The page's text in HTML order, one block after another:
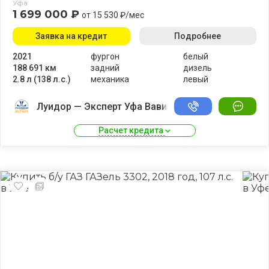
Уфа
1 699 000 ₽ от 15 530 ₽/мес
2021
188 691 км
2.8 л (138 л.с.)
фургон
задний
механика
белый
дизель
левый
Заявка на кредит Подробнее
Луидор — Эксперт Уфа Вавилово
Расчет кредита